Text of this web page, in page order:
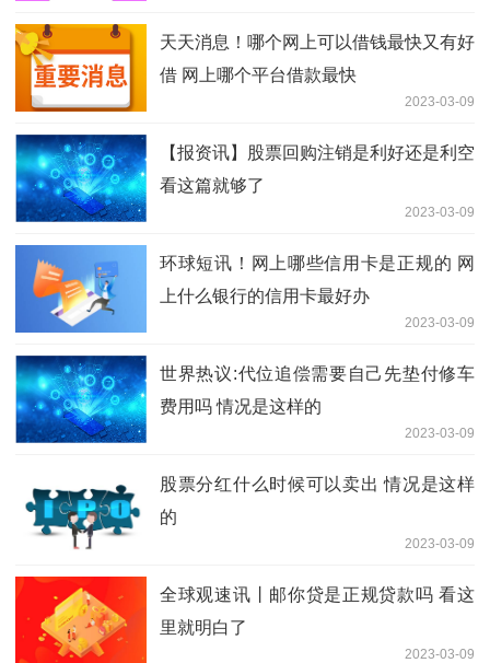
天天消息！哪个网上可以借钱最快又有好
借 网上哪个平台借款最快
2023-03-09
【报资讯】股票回购注销是利好还是利空
看这篇就够了
2023-03-09
环球短讯！网上哪些信用卡是正规的 网
上什么银行的信用卡最好办
2023-03-09
世界热议:代位追偿需要自己先垫付修车
费用吗 情况是这样的
2023-03-09
股票分红什么时候可以卖出 情况是这样
的
2023-03-09
全球观速讯丨邮你贷是正规贷款吗 看这
里就明白了
2023-03-09